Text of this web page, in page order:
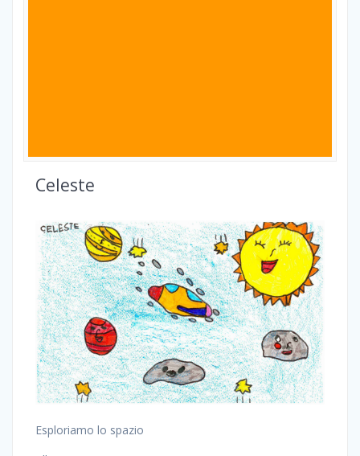
Celeste
Esploriamo lo spazio